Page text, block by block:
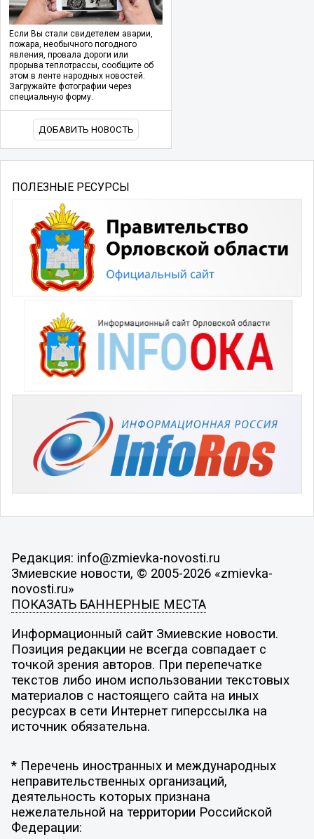
Если Вы стали свидетелем аварии,
пожара, необычного погодного
явления, провала дороги или
прорыва теплотрассы, сообщите об
этом в ленте народных новостей.
Загружайте фотографии через
специальную форму.
ДОБАВИТЬ НОВОСТЬ
ПОЛЕЗНЫЕ РЕСУРСЫ
Редакция: info@zmievka-novosti.ru
Змиевские новости, © 2005-2026 «zmievka-
novosti.ru»
ПОКАЗАТЬ БАННЕРНЫЕ МЕСТА
Информационный сайт Змиевские новости.
Позиция редакции не всегда совпадает с
точкой зрения авторов. При перепечатке
текстов либо ином использовании текстовых
материалов с настоящего сайта на иных
ресурсах в сети Интернет гиперссылка на
источник обязательна.
* Перечень иностранных и международных
неправительственных организаций,
деятельность которых признана
нежелательной на территории Российской
Федерации: